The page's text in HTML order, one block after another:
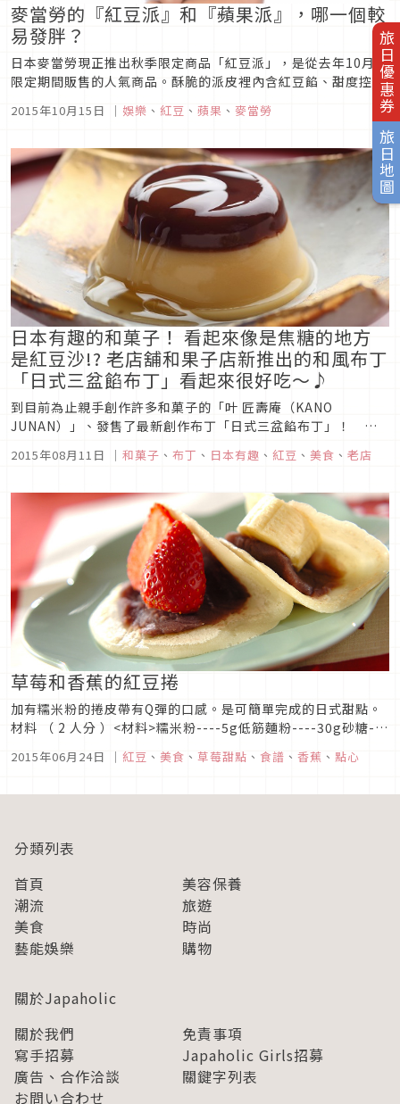
旅日優惠券
旅日地圖
麥當勞的『紅豆派』和『蘋果派』，哪一個較
易發胖？
日本麥當勞現正推出秋季限定商品「紅豆派」，是從去年10月起
限定期間販售的人氣商品。酥脆的派皮裡內含紅豆餡、甜度控制
得當，且現場熱騰騰供應。作為滿足口腹之欲的秋季甜點來說是
十分適宜的商品。然而這道的紅豆派，從充其量是「油炸食物」
說，可能會有些卻步吧...
2015年10月15日 ｜ 娛樂 、 紅豆 、 蘋果 、 麥當勞
日本有趣的和菓子！ 看起來像是焦糖的地方
是紅豆沙!? 老店舖和果子店新推出的和風布丁
「日式三盆餡布丁」看起來很好吃～♪
到目前為止親手創作許多和菓子的「叶 匠壽庵（KANO
JUNAN）」、發售了最新創作布丁「日式三盆餡布丁」！ 且
丁和紅豆沙2層構造】這新創作布丁的特徵、應該說是具有布丁
風味的布丁、加上納豆...
2015年08月11日 ｜ 和菓子 、 布丁 、 日本有趣 、 紅豆 、 美食 、 老店
草莓和香蕉的紅豆捲
加有糯米粉的捲皮帶有Q彈的口感。是可簡單完成的日式甜點。
材料 （ 2 人分 ）<材料>糯米粉----5g低筋麵粉----30g砂糖---
60g沙拉油----適量【預先準備】將低筋麵粉和砂糖攪拌。取掉
2015年06月24日 ｜ 紅豆 、 美食 、 草莓甜點 、 食譜 、 香蕉 、 點心
分類列表
首頁
美容保養
潮流
旅遊
美食
時尚
藝能娛樂
購物
關於Japaholic
關於我們
免責事項
寫手招募
Japaholic Girls招募
廣告、合作洽談
關鍵字列表
お問い合わせ